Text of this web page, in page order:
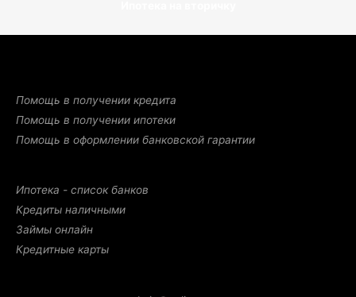
Помощь в получении кредита
Помощь в получении ипотеки
Помощь в оформлении банковской гарантии
Ипотека - список банков
Кредиты наличными
Займы онлайн
Кредитные карты